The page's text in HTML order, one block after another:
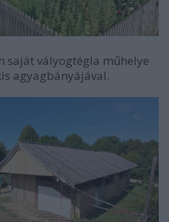
saját vályogtégla műhelye
agyagbányájával.